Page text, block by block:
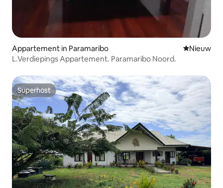
Appartement in Paramaribo Nieuwe
Nieuw
L.Verdiepings Appartement. Paramaribo Noord.
Superhost
Superhost